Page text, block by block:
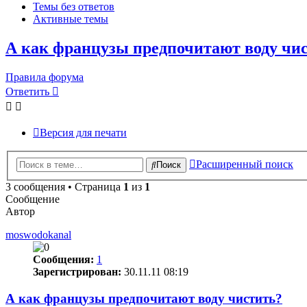
Темы без ответов
Активные темы
А как французы предпочитают воду
Правила форума
Ответить
Версия для печати
Поиск
Расширенный поиск
3 сообщения • Страница 1 из 1
Сообщение
Автор
moswodokanal
Сообщения: 1
Зарегистрирован: 30.11.11 08:19
А как французы предпочитают воду чистить?